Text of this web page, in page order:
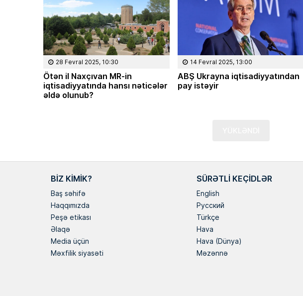
28 Fevral 2025, 10:30
Ötən il Naxçıvan MR-in
iqtisadiyyatında hansı nəticələr
əldə olunub?
14 Fevral 2025, 13:00
ABŞ Ukrayna iqtisadiyyatından
pay istəyir
BIZ KIMIK?
Baş səhifə
Haqqımızda
Peşə etikası
Əlaqə
Media üçün
Məxfilik siyasəti
SÜRƏTLI KEÇIDLƏR
English
Русский
Türkçe
Hava
Hava (Dünya)
Məzənnə